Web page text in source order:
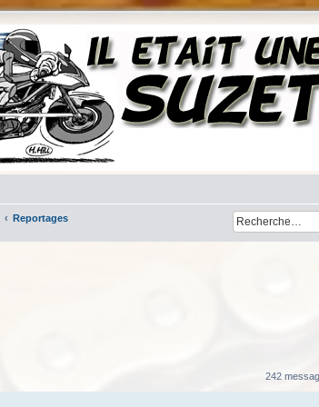
Reportages
242